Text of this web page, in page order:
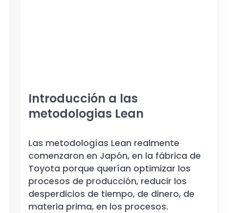
Introducción a las
metodologias Lean
Las metodologías Lean realmente
comenzaron en Japón, en la fábrica de
Toyota porque querían optimizar los
procesos de producción, reducir los
desperdicios de tiempo, de dinero, de
materia prima, en los procesos.